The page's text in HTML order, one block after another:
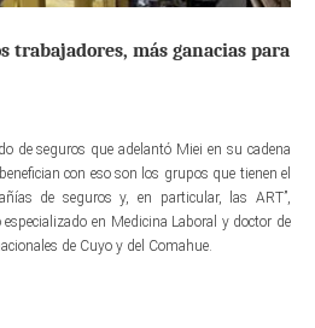
trabajadores, más ganacias para
de seguros que adelantó Miei en su cadena
con eso son los grupos que tienen el
de seguros y, en particular, las ART”,
en Medicina Laboral y doctor de
de Cuyo y del Comahue.